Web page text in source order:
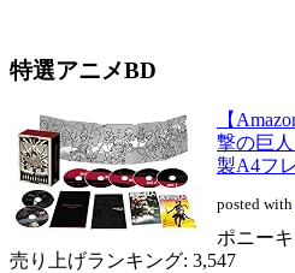
特選アニメBD
【
撃の巨人
製A4フ
posted with
ポニー
売り上げランキング: 3,547